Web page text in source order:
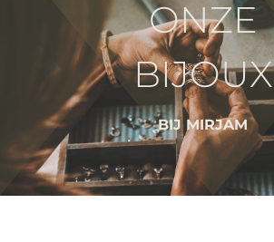
ONZE
BIJOUX
BIJ MIRJAM